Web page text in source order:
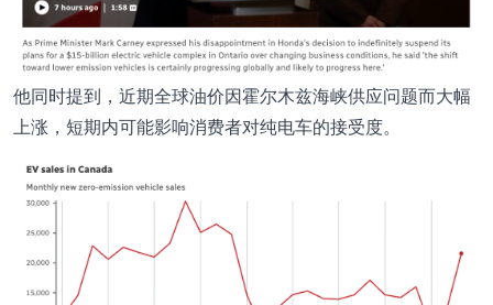
他同时提到，近期全球油价因霍尔木兹海峡供应问题而大幅
上涨，短期内可能影响消费者对纯电车的接受度。